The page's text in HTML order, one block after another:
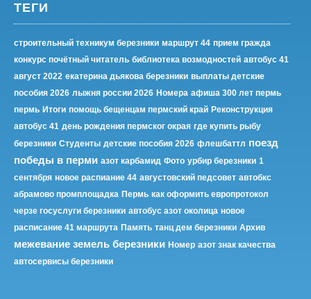
ТЕГИ
строительный техникум березники маршрут 44 прием гражда
конкурс почётный читатель библиотека возмодностей автобус 41
август 2022 екатерина дьякова березники выплаты детские
пособия 2026 лыжня россии 2026 Номера афиша 300 лет пермь
пермь Итоги помощь бещенцам пермский край Реконструкция
автобус 41 день рождения пермског окрая где купить рыбу
березники Студенты детские пособия 2026 флешбаттл поезд
победы в перми азот карбамид Фото урбир березники 1
сентября новое распиание 44 августовский педсовет автобкс
абрамово промплощадка Пермь как оформить европротокол
черзе госуслуги березники автобус азот околица новое
расписание 41 маршрута Память танц дем березники Архив
межевание земель березники Номер азот знак качества
автосервисы березники